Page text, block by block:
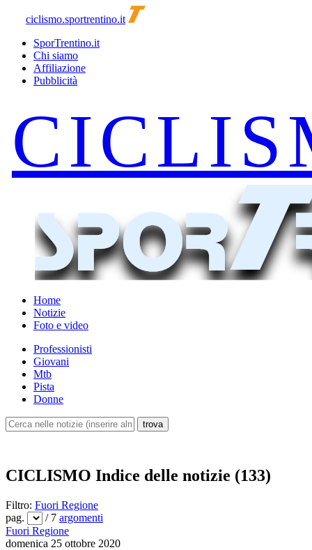
ciclismo.sportrentino.it
SporTrentino.it
Chi siamo
Affiliazione
Pubblicità
Home
Notizie
Foto e video
Professionisti
Giovani
Mtb
Pista
Donne
CICLISMO Indice delle notizie (133)
Filtro: Fuori Regione
pag.
/ 7 argomenti
Fuori Regione
domenica 25 ottobre 2020